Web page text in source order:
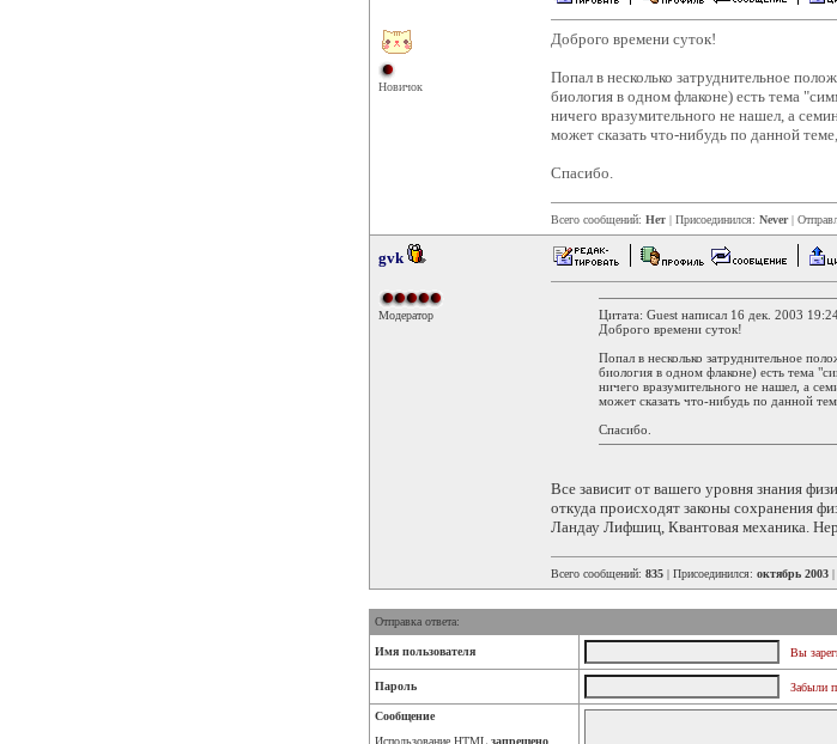
Новичок
Доброго времени суток!
Попал в несколько затруднительное
биология в одном флаконе) есть тема
ничего вразумительного не нашел, а
может сказать что-нибудь по данной
Спасибо.
Всего сообщений: Нет | Присоединился: Never|
gvk
Модератор
Цитата: Guest написал 16 дек. 2003
Доброго времени суток!
Попал в несколько затруднительное
биология в одном флаконе) есть тема
ничего вразумительного не нашел, а
может сказать что-нибудь по данной
Спасибо.
Все зависит от вашего уровня знания
откуда происходят законы сохранения
Ландау Лифшиц, Квантовая механика.
Всего сообщений: 835 | Присоединился: октябрь 2003 |
Отправка ответа:
Имя пользователя Вы
Пароль Забыли
Сообщение
Использование HTML запрещено